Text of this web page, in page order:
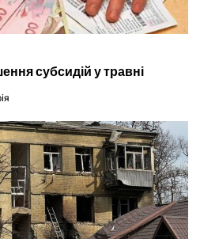
субсидій у травні